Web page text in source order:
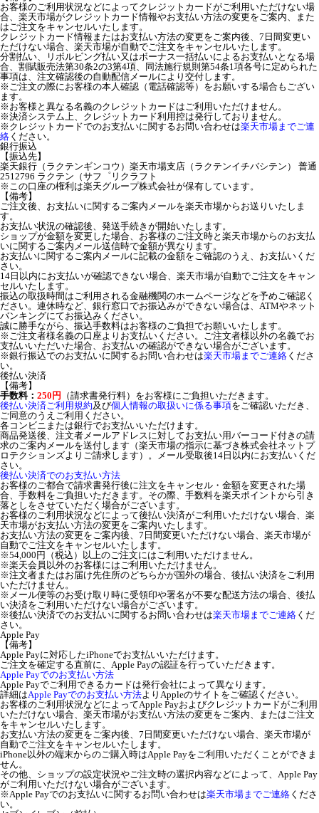
お客様のご利用状況などによってクレジットカードがご利用いただけない場
合、楽天市場がクレジットカード情報やお支払い方法の変更をご案内、また
はご注文をキャンセルいたします。
クレジットカード情報またはお支払い方法の変更をご案内後、7日間変更い
ただけない場合、楽天市場が自動でご注文をキャンセルいたします。
分割払い、リボルビング払い又はボーナス一括払いによるお支払いとなる場
合、割賦販売法第30条2の3第4項、同法施行規則第54条1項各号に定められた
事項は、注文確認後の自動配信メールにより交付します。
※ご注文の際にお客様の本人確認（電話確認等）をお願いする場合もござい
ます。
※お客様と異なる名義のクレジットカードはご利用いただけません。
※決済システム上、クレジットカード利用控は発行しておりません。
※クレジットカードでのお支払いに関するお問い合わせは楽天市場までご連
絡 ください。
銀行振込
【振込先】
楽天銀行（ラクテンギンコウ）楽天市場支店（ラクテンイチバシテン） 普通
2512796 ラクテン（サフ゜リクラフト
※この口座の権利は楽天グループ株式会社が保有しています。
【備考】
ご注文後、お支払いに関するご案内メールを楽天市場からお送りいたしま
す。
お支払い状況の確認後、発送手続きが開始いたします。
ショップが金額を変更した場合、お客様のご注文時と楽天市場からのお支払
いに関するご案内メール送信時で金額が異なります。
お支払いに関するご案内メールに記載の金額をご確認のうえ、お支払いくだ
さい。
14日以内にお支払いが確認できない場合、楽天市場が自動でご注文をキャン
セルいたします。
振込の取扱時間はご利用される金融機関のホームページなどを予めご確認く
ださい。連休時など、銀行窓口でお振込みができない場合は、ATMやネット
バンキングにてお振込みください。
誠に勝手ながら、振込手数料はお客様のご負担でお願いいたします。
※ご注文者様名義の口座よりお支払いください。ご注文者様以外の名義でお
支払いいただいた場合、お支払いの確認ができない場合がございます。
※銀行振込でのお支払いに関するお問い合わせは楽天市場までご連絡 くださ
い。
後払い決済
【備考】
手数料： 250円 （請求書発行料）をお客様にご負担いただきます。
後払い決済ご利用規約及び個人情報の取扱いに係る事項をご確認いただき、
ご同意のうえご利用ください。
各コンビニまたは銀行でお支払いいただけます。
商品発送後、注文者メールアドレスに対してお支払い用バーコード付きの請
求のご案内メールを送付します（楽天市場の指示に基づき株式会社ネットプ
ロテクションズよりご請求します）。メール受取後14日以内にお支払いくだ
さい。
後払い決済でのお支払い方法
お客様のご都合で請求書発行後に注文をキャンセル・金額を変更された場
合、手数料をご負担いただきます。その際、手数料を楽天ポイントから引き
落としをさせていただく場合がございます。
お客様のご利用状況などによって後払い決済がご利用いただけない場合、楽
天市場がお支払い方法の変更をご案内いたします。
お支払い方法の変更をご案内後、7日間変更いただけない場合、楽天市場が
自動でご注文をキャンセルいたします。
※54,000円（税込）以上のご注文にはご利用いただけません。
※楽天会員以外のお客様にはご利用いただけません。
※注文者またはお届け先住所のどちらかが国外の場合、後払い決済をご利用
いただけません。
※メール便等のお受け取り時に受領印や署名が不要な配送方法の場合、後払
い決済をご利用いただけない場合がございます。
※後払い決済でのお支払いに関するお問い合わせは楽天市場までご連絡 くだ
さい。
Apple Pay
【備考】
Apple Payに対応したiPhoneでお支払いいただけます。
ご注文を確定する直前に、Apple Payの認証を行っていただきます。
Apple Payでのお支払い方法
Apple Payでご利用できるカードは発行会社によって異なります。
詳細はApple Payでのお支払い方法よりAppleのサイトをご確認ください。
お客様のご利用状況などによってApple Payおよびクレジットカードがご利用
いただけない場合、楽天市場がお支払い方法の変更をご案内、またはご注文
をキャンセルいたします。
お支払い方法の変更をご案内後、7日間変更いただけない場合、楽天市場が
自動でご注文をキャンセルいたします。
iPhone以外の端末からのご購入時はApple Payをご利用いただくことができま
せん。
その他、ショップの設定状況やご注文時の選択内容などによって、Apple Pay
がご利用いただけない場合がございます。
※Apple Payでのお支払いに関するお問い合わせは楽天市場までご連絡 くださ
い。